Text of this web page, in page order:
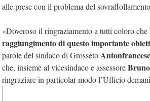
alle prese con il problema del
«Doveroso il ringraziamento a tutti coloro
raggiungimento di questo importante
parole del sindaco di Grosseto
che, insieme al vicesindaco e assessore
ringraziare in particolar modo l’Ufficio